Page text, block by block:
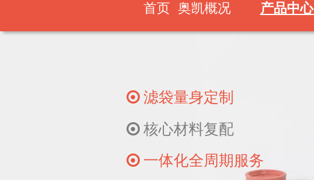
首页 奥凯概况 产品中心
 滤袋量身定制
 核心材料复配
 一体化全周期服务